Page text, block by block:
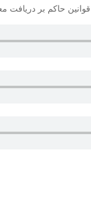
قوانین حاکم بر